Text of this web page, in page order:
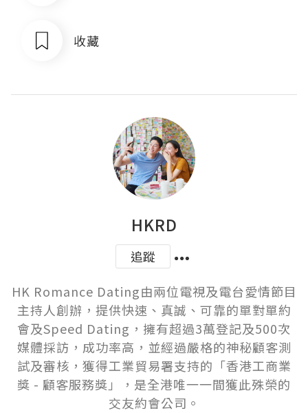
收藏
HKRD
追蹤
HK Romance Dating由兩位電視及電台愛情節目
主持人創辦，提供快速、真誠、可靠的單對單約
會及Speed Dating，擁有超過3萬登記及500次
媒體採訪，成功率高，並經過嚴格的神秘顧客測
試及審核，獲得工業貿易署支持的「香港工商業
獎 - 顧客服務獎」，是全港唯一一間獲此殊榮的
交友約會公司。